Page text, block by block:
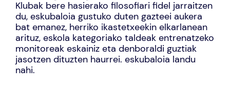
Klubak bere hasierako filosofiari fidel jarraitzen
du, eskubaloia gustuko duten gazteei aukera
bat emanez, herriko ikastetxeekin elkarlanean
arituz, eskola kategoriako taldeak entrenatzeko
monitoreak eskainiz eta denboraldi guztiak
jasotzen dituzten haurrei. eskubaloia landu
nahi.